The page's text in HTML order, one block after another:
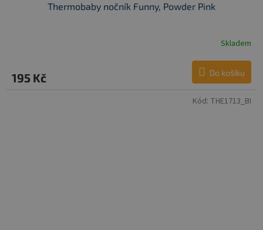
Thermobaby nočník Funny, Powder Pink
Skladem
195 Kč Do košíku
Kód: THE1713_BI